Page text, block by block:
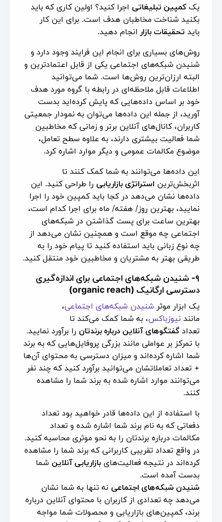
یک کمپین تبلیغاتی اجرا کنید؟ اولین کاری که باید
بکنید شناخت مخاطبان هدف است. برای این کار
باید تحقیقات بازار انجام دهید.
روش‌های بسیاری برای انجام این فرایند وجود دارد و
شنیدن شبکه‌های اجتماعی یکی از قابل اعتمادترین و
البته ارزان‌ترین روش‌ها است. شما می‌توانید
اطلاعات قابل ملاحظه‌ای در رابطه با گروه مورد هدف
خود بر اساس داده‌هایی که پایش کرده‌اید بدست
آورید، از جمله این داده‌ها می‌توان به نمودار جمعیتی
کاربران، کانال‌های آنلاین برتر و زمانی که مخاطبین
شما فعالیت بیشتری دارند، به علاوه سطح تعامل،
موضوع مکالمات عمومی و دیگر موارد اشاره کرد.
این داده‌ها می‌توانند به شما کمک کنند تا
اثربخش‌ترین استراتژی بازاریابی را طراحی کنید. این
داده‌ها نشان می‌دهد در کجا باید کمپین خود را اجرا
نمایید، بهترین روز/ هفته/ ماه برای اجرا کدام است،
بهترین ساعت برای پست گذاشتن در شبکه‌های
اجتماعی چه موقع است و همچنین نشان می‌دهد از
چه نوع زبانی باید استفاده کنید تا پیام خود را به
طریقی بهتر به مشتریان و مخاطبین خود منتقل کنید.
۹- شنیدن شبکه‌های اجتماعی برای اندازه‌گیری
دسترسی ارگانیک (organic reach)
یک ابزار موثر شنیدن شبکه‌های اجتماعی،
مانند نیوزباکس، به شما کمک می‌کند تا
تعداد گفتگوهای آنلاین درباره برندتان را برآورد نمایید.
با تمرکز بر عواملی مانند بزرگی پروفایل‌هایی که به برند
شما اشاره کرده‌اند و میزان دسترسی به محتوای آن‌ها
+ تعداد تعاملاتشان می‌توانید برآورد کنید که چند نفر
می‌توانند موارد اشاره شده به برند شما را مشاهده
کنند.
با استفاده از این داده‌ها قادر خواهید بود تعداد
دفعاتی که به نام برند شما اشاره شده و تعداد
مکالمات درباره برندتان را به نحو موثری محاسبه کنید.
در واقع تعداد تقریبی کاربرانی که برند شما را مشاهده
کرده‌اند در نتیجه فعالیت‌های بازاریابی آنلاین شما
بدست آمده است.
شنیدن شبکه‌های اجتماعی نه تنها به شما نشان
می‌دهد چه تعدادی از کاربران با محتوای آنلاین درباره
برند، کمپین‌های بازاریابی و محصولات شما مواجه